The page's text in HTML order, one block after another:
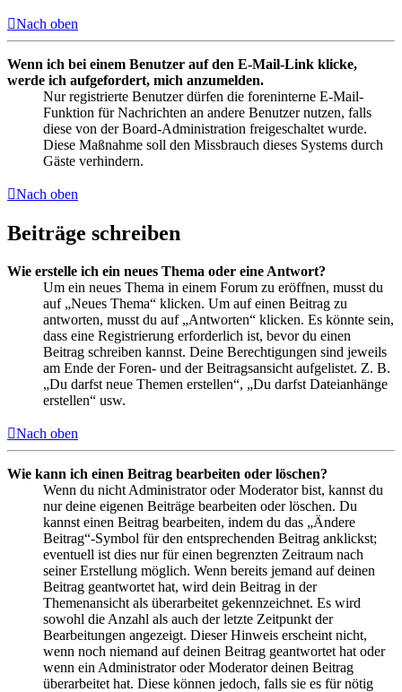
Nach oben
Wenn ich bei einem Benutzer auf den E-Mail-Link klicke,
werde ich aufgefordert, mich anzumelden.
Nur registrierte Benutzer dürfen die foreninterne E-Mail-
Funktion für Nachrichten an andere Benutzer nutzen, falls
diese von der Board-Administration freigeschaltet wurde.
Diese Maßnahme soll den Missbrauch dieses Systems durch
Gäste verhindern.
Nach oben
Beiträge schreiben
Wie erstelle ich ein neues Thema oder eine Antwort?
Um ein neues Thema in einem Forum zu eröffnen, musst du
auf „Neues Thema“ klicken. Um auf einen Beitrag zu
antworten, musst du auf „Antworten“ klicken. Es könnte sein,
dass eine Registrierung erforderlich ist, bevor du einen
Beitrag schreiben kannst. Deine Berechtigungen sind jeweils
am Ende der Foren- und der Beitragsansicht aufgelistet. Z. B.
„Du darfst neue Themen erstellen“, „Du darfst Dateianhänge
erstellen“ usw.
Nach oben
Wie kann ich einen Beitrag bearbeiten oder löschen?
Wenn du nicht Administrator oder Moderator bist, kannst du
nur deine eigenen Beiträge bearbeiten oder löschen. Du
kannst einen Beitrag bearbeiten, indem du das „Ändere
Beitrag“-Symbol für den entsprechenden Beitrag anklickst;
eventuell ist dies nur für einen begrenzten Zeitraum nach
seiner Erstellung möglich. Wenn bereits jemand auf deinen
Beitrag geantwortet hat, wird dein Beitrag in der
Themenansicht als überarbeitet gekennzeichnet. Es wird
sowohl die Anzahl als auch der letzte Zeitpunkt der
Bearbeitungen angezeigt. Dieser Hinweis erscheint nicht,
wenn noch niemand auf deinen Beitrag geantwortet hat oder
wenn ein Administrator oder Moderator deinen Beitrag
überarbeitet hat. Diese können jedoch, falls sie es für nötig